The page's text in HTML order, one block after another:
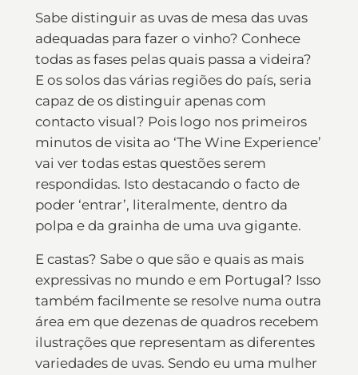
Sabe distinguir as uvas de mesa das uvas
adequadas para fazer o vinho? Conhece
todas as fases pelas quais passa a videira?
E os solos das várias regiões do país, seria
capaz de os distinguir apenas com
contacto visual? Pois logo nos primeiros
minutos de visita ao ‘The Wine Experience’
vai ver todas estas questões serem
respondidas. Isto destacando o facto de
poder ‘entrar’, literalmente, dentro da
polpa e da grainha de uma uva gigante.
E castas? Sabe o que são e quais as mais
expressivas no mundo e em Portugal? Isso
também facilmente se resolve numa outra
área em que dezenas de quadros recebem
ilustrações que representam as diferentes
variedades de uvas. Sendo eu uma mulher